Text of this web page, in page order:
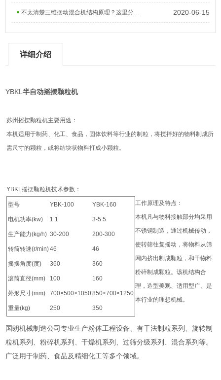
不太清楚三维摆动混合机结构原理？这里分析很详细 2020-06-15
详细介绍
YBKL半自动摇摆颗粒机
苏州摇摆颗粒机主要用途：
本机适用于制药、化工、食品，固体饮料等行业的制粒，将搅拌好的物料制成所
需尺寸的颗粒，或将结块状物料打成小颗粒。
YBKL摇摆颗粒机技术参数：
型号 YBK-100 YBK-160
电机功率(kw) 1.1 3-5.5
生产能力(kg/h) 30-200 200-300
转筒转速(r/min)46 46
摇摆角度(度) 360 360
滚筒直径(mm) 100 160
外形尺寸(mm) 700×500×1050850×700×1250
重量(kg) 250 350
工作原理及特点：
本机凡与物料接触部分均采用
不锈钢制造，通过机械传动，
使转筛往复摇动，将物料从筛
网内挤出制成颗粒，和干物料
粉碎制成颗粒。该机结构合
理，造型美观、适用型广、是
本行业的理想机械。
国朗机械制造公司专业生产粉体工程设备、有干法制粒系列、旋转制
粒机系列、粉碎机系列、干燥机系列、过筛分级系列、混合系列等。
广泛用于制药、食品及精细化工等多个领域。